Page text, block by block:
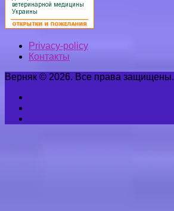
Privacy-policy
Контакты
Верняк © 2026. Все права защищены.